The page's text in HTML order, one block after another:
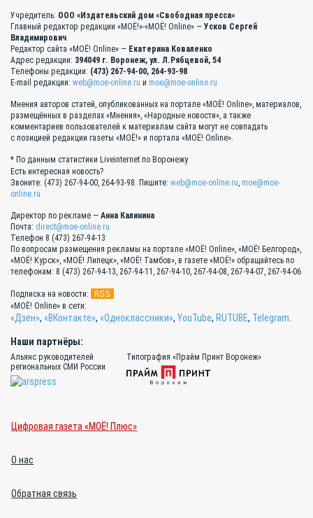
Учредитель: ООО «Издательский дом «Свободная пресса»
Главный редактор редакции «МОЁ!»-«МОЁ! Online» — Усков Сергей
Владимирович
Редактор сайта «МОЁ! Online» — Екатерина Коваленко
Адрес редакции: 394049 г. Воронеж, ул. Л.Рябцевой, 54
Телефоны редакции: (473) 267-94-00, 264-93-98
E-mail редакции: web@moe-online.ru и moe@moe-online.ru
Мнения авторов статей, опубликованных на портале «МОЁ! Online», материалов,
размещённых в разделах «Мнения», «Народные новости», а также
комментариев пользователей к материалам сайта могут не совпадать
с позицией редакции газеты «МОЁ!» и портала «МОЁ! Online».
* По данным статистики Liveinternet по Воронежу
Есть интересная новость?
Звоните: (473) 267-94-00, 264-93-98. Пишите: web@moe-online.ru, moe@moe-
online.ru
Директор по рекламе — Анна Калинина
Почта: direct@moe-online.ru
Телефон 8 (473) 267-94-13
По вопросам размещения рекламы на портале «МОЁ! Online», «МОЁ! Белгород»,
«МОЁ! Курск», «МОЁ! Липецк», «МОЁ! Тамбов», в газете «МОЁ!» обращайтесь по
телефонам: 8 (473) 267-94-13, 267-94-11, 267-94-10, 267-94-08, 267-94-07, 267-94-06
Подписка на новости: RSS
«МОЁ! Online» в сети:
«Дзен», «ВКонтакте», «Одноклассники», YouTube, RUTUBE, Telegram
Наши партнёры:
Альянс руководителей
региональных СМИ России
Типография «Прайм Принт Воронеж»
Цифровая газета «МОЁ! Плюс»
О нас
Обратная связь